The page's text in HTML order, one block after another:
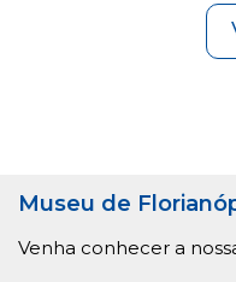
Museu de
Venha conhecer a